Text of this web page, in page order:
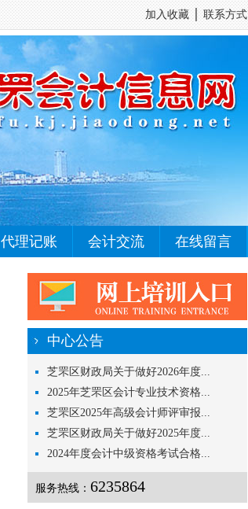
加入收藏│联系方式
代理记账 会计交流 在线留言
中心公告
芝罘区财政局关于做好2026年度...
2025年芝罘区会计专业技术资格...
芝罘区2025年高级会计师评审报...
芝罘区财政局关于做好2025年度...
2024年度会计中级资格考试合格...
服务热线： 6235864